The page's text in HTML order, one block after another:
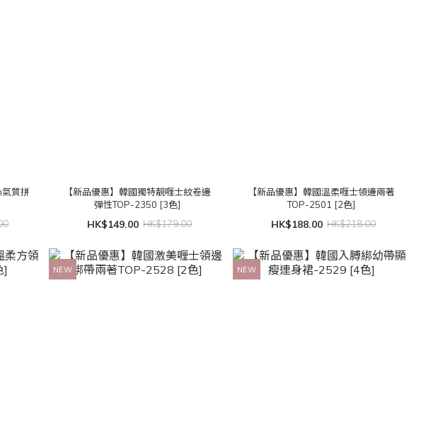
質拼
【新品優惠】韓國獨特靚喱士紋卷邊
彈性TOP-2350 [3色]
HK$149.00 HK$179.00
【新品優惠】韓國溫柔喱士領邊兩著
TOP-2501 [2色]
HK$188.00 HK$218.00
NEW NEW